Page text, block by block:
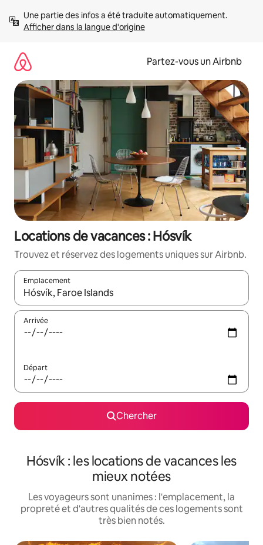
directement
Afficher dans la langue d'origine
Partez-vous un Airbnb
Locations de vacances : Hósvík
Trouvez et réservez des logements uniques sur Airbnb.
Emplacement
Quand les résultats sont affichés, parcourez-les en utilisant
Arrivée
Départ
Chercher
Hósvík : les locations de vacances les
mieux notées
Les voyageurs sont unanimes : l'emplacement, la
propreté et d'autres qualités de ces logements sont
très bien notés.